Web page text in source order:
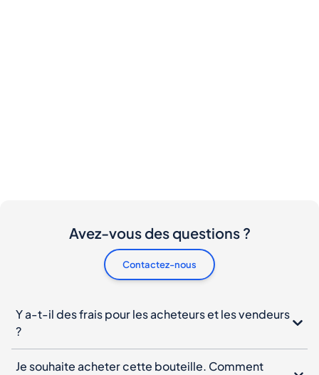
Avez-vous des questions ?
Contactez-nous
Y a-t-il des frais pour les acheteurs et les vendeurs
?
Je souhaite acheter cette bouteille. Comment